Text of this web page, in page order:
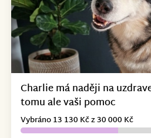
Charlie má naději na
tomu ale vaši pomoc
Vybráno 13 130 Kč z 30 000 Kč